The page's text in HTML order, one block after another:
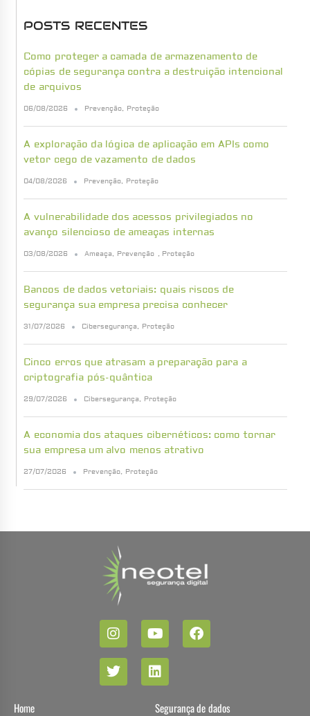
POSTS RECENTES
Como proteger a camada de armazenamento de
cópias de segurança contra a destruição intencional
de arquivos
06/08/2026 Prevenção, Proteção
A exploração da lógica de aplicação em APIs como
vetor cego de vazamento de dados
04/08/2026 Prevenção, Proteção
A vulnerabilidade dos acessos privilegiados no
avanço silencioso de ameaças internas
03/08/2026 Ameaça, Prevenção , Proteção
Bancos de dados vetoriais: quais riscos de
segurança sua empresa precisa conhecer
31/07/2026 Cibersegurança, Proteção
Cinco erros que atrasam a preparação para a
criptografia pós-quântica
29/07/2026 Cibersegurança, Proteção
A economia dos ataques cibernéticos: como tornar
sua empresa um alvo menos atrativo
27/07/2026 Prevenção, Proteção
Home Segurança de dados